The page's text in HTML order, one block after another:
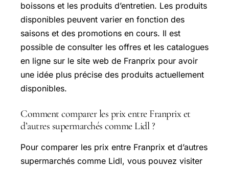
boissons et les produits d’entretien. Les produits
disponibles peuvent varier en fonction des
saisons et des promotions en cours. Il est
possible de consulter les offres et les catalogues
en ligne sur le site web de Franprix pour avoir
une idée plus précise des produits actuellement
disponibles.
Comment comparer les prix entre Franprix et
d’autres supermarchés comme Lidl ?
Pour comparer les prix entre Franprix et d’autres
supermarchés comme Lidl, vous pouvez visiter